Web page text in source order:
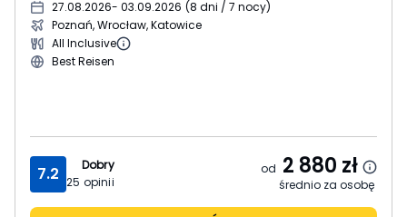
27.08.2026- 03.09.2026 (8 dni / 7 nocy)
Poznań, Wrocław, Katowice
All Inclusive
Best Reisen
7.2
Dobry
25 opinii
od 2 880 zł
średnio za osobę